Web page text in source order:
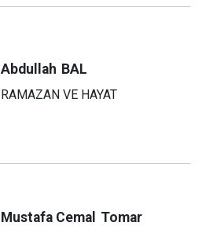
Abdullah BAL
RAMAZAN VE HAYAT
Mustafa Cemal Tomar